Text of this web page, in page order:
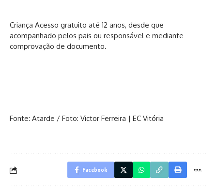
Criança Acesso gratuito até 12 anos, desde que
acompanhado pelos pais ou responsável e mediante
comprovação de documento.
Fonte: Atarde / Foto: Victor Ferreira | EC Vitória
Facebook